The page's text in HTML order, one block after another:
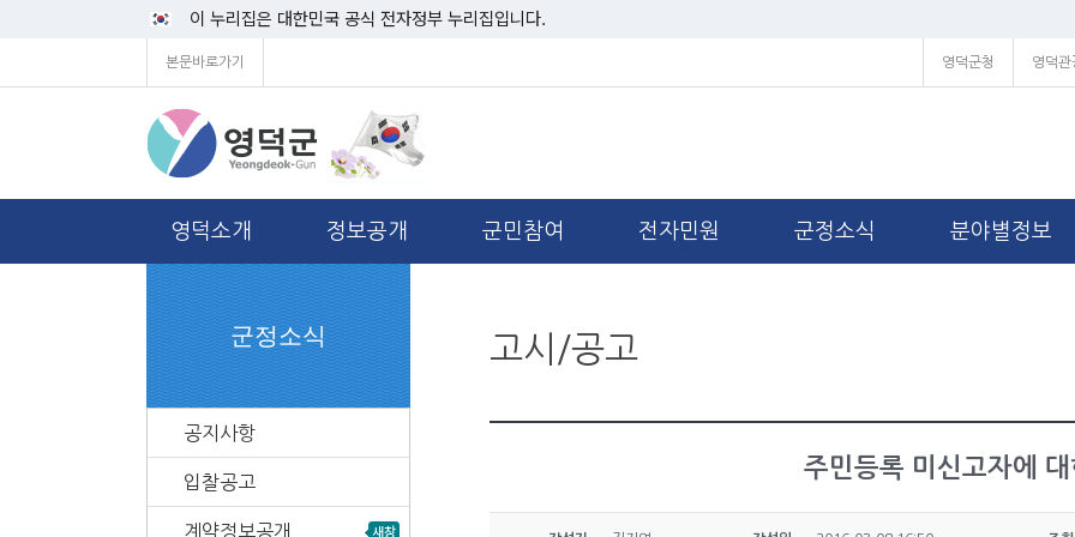
이 누리집은 대한민국 공식 전자정부 누리집입니다.
본문바로가기 영덕군청 영덕관
영덕소개 정보공개 군민참여 전자민원 군정소식 분야별정보
고시/공고
주민등록 미신고자에
군정소식
공지사항
입찰공고
계약정보공개